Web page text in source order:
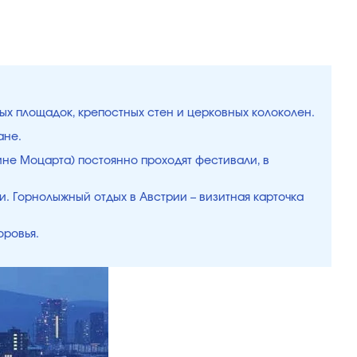
площадок, крепостных стен и церковных колоколен.
Моцарта) постоянно проходят фестивали, в
Горнолыжный отдых в Австрии – визитная карточка